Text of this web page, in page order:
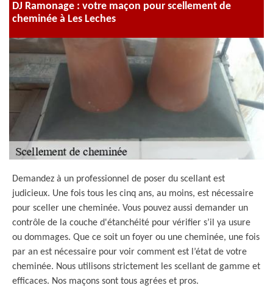
DJ Ramonage : votre maçon pour scellement de
cheminée à Les Leches
Demandez à un professionnel de poser du scellant est
judicieux. Une fois tous les cinq ans, au moins, est nécessaire
pour sceller une cheminée. Vous pouvez aussi demander un
contrôle de la couche d'étanchéité pour vérifier s’il ya usure
ou dommages. Que ce soit un foyer ou une cheminée, une fois
par an est nécessaire pour voir comment est l’état de votre
cheminée. Nous utilisons strictement les scellant de gamme et
efficaces. Nos maçons sont tous agrées et pros.